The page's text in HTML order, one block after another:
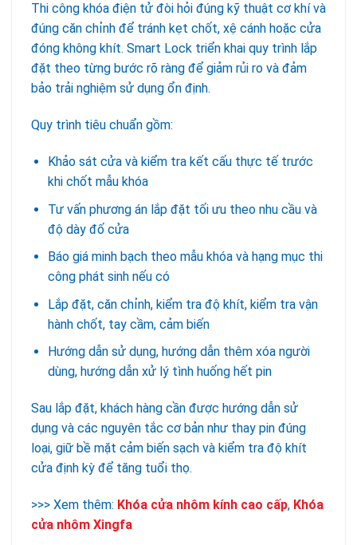
Thi công khóa điện tử đòi hỏi đúng kỹ thuật cơ khí và
đúng căn chỉnh để tránh kẹt chốt, xệ cánh hoặc cửa
đóng không khít. Smart Lock triển khai quy trình lắp
đặt theo từng bước rõ ràng để giảm rủi ro và đảm
bảo trải nghiệm sử dụng ổn định.
Quy trình tiêu chuẩn gồm:
Khảo sát cửa và kiểm tra kết cấu thực tế trước
khi chốt mẫu khóa
Tư vấn phương án lắp đặt tối ưu theo nhu cầu và
độ dày đố cửa
Báo giá minh bạch theo mẫu khóa và hạng mục thi
công phát sinh nếu có
Lắp đặt, căn chỉnh, kiểm tra độ khít, kiểm tra vận
hành chốt, tay cầm, cảm biến
Hướng dẫn sử dụng, hướng dẫn thêm xóa người
dùng, hướng dẫn xử lý tình huống hết pin
Sau lắp đặt, khách hàng cần được hướng dẫn sử
dụng và các nguyên tắc cơ bản như thay pin đúng
loại, giữ bề mặt cảm biến sạch và kiểm tra độ khít
cửa định kỳ để tăng tuổi thọ.
>>> Xem thêm: Khóa cửa nhôm kính cao cấp, Khóa
cửa nhôm Xingfa